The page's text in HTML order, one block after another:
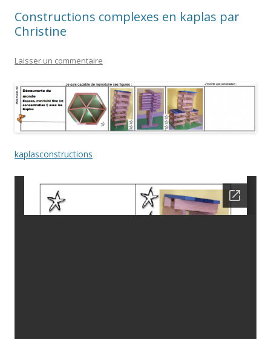
Constructions complexes en kaplas par
Christine
Laisser un commentaire
kaplasconstructions